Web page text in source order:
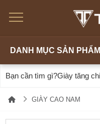
DANH MỤC SẢN PHẨM
GIÀY CAO NAM